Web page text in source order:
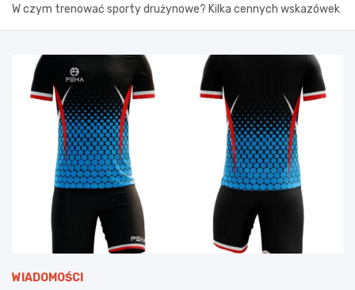
W czym trenować sporty drużynowe? Kilka cennych wskazówek
WIADOMOŚCI